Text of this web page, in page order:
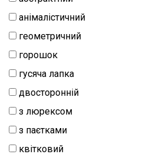
анімалістичний
геометричний
горошок
гусяча лапка
двосторонній
з люрексом
з паєтками
квітковий